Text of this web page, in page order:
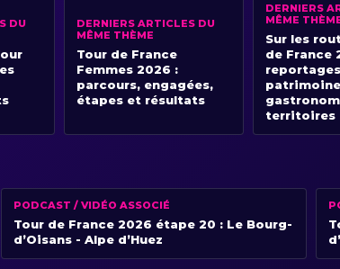
DU
DERNIERS ARTICLES DU
MÊME THÈME
Tour de France
Femmes 2026 :
parcours, engagées,
étapes et résultats
DERNIERS
MÊME
Sur les
de France
territoires
PODCAST / VIDÉO ASSOCIÉ
Tour de France 2026 étape 20 : Le Bourg-
d’Oisans - Alpe d’Huez